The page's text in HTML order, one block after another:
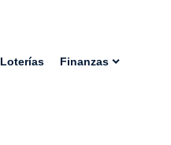
Loterías Finanzas